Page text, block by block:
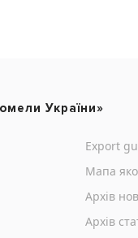
України»
Export
Мапа
Архів
Архів